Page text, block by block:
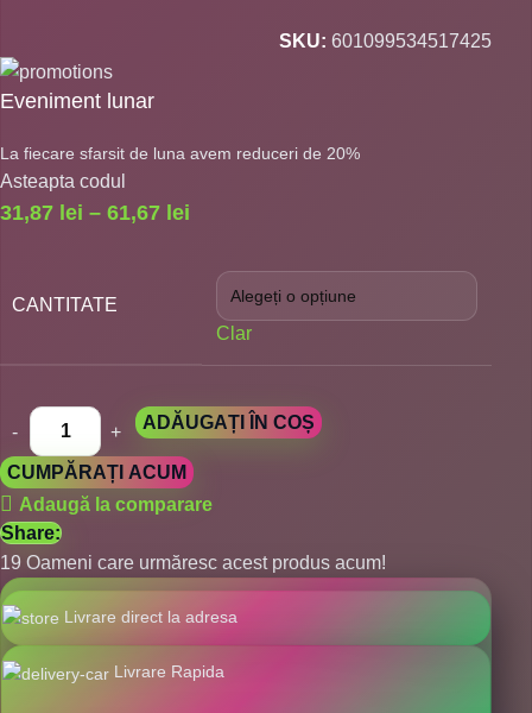
SKU:601099534517425
Eveniment lunar
La fiecare sfarsit de luna avem reduceri de 20%
Asteapta codul
31,87 lei – 61,67 lei
CANTITATE
Clar
ADĂUGAȚI ÎN COȘ
CUMPĂRAȚI ACUM
Adaugă la comparare
Share:
19 Oameni care urmăresc acest produs acum!
Livrare direct la adresa
Livrare Rapida